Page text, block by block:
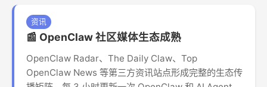
资讯
📰 OpenClaw 社区媒体生态成熟
OpenClaw Radar、The Daily Claw、Top
OpenClaw News 等第三方资讯站点形成完整的生态传